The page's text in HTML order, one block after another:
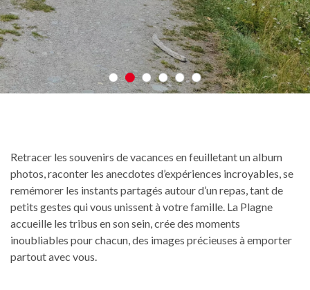
Retracer les souvenirs de vacances en feuilletant un album
photos, raconter les anecdotes d’expériences incroyables, se
remémorer les instants partagés autour d’un repas, tant de
petits gestes qui vous unissent à votre famille. La Plagne
accueille les tribus en son sein, crée des moments
inoubliables pour chacun, des images précieuses à emporter
partout avec vous.